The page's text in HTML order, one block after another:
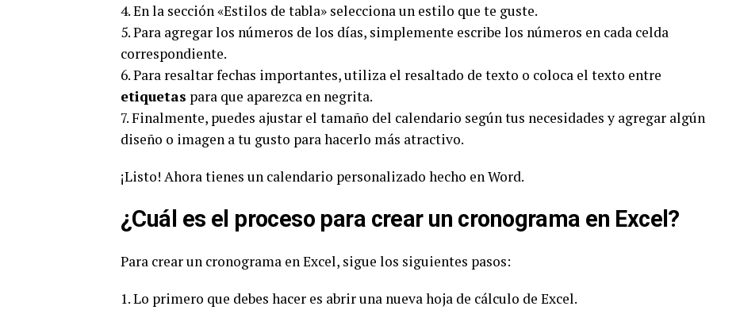
4. En la sección «Estilos de tabla» selecciona un estilo que te guste.
5. Para agregar los números de los días, simplemente escribe los números en cada celda
correspondiente.
6. Para resaltar fechas importantes, utiliza el resaltado de texto o coloca el texto entre
etiquetas para que aparezca en negrita.
7. Finalmente, puedes ajustar el tamaño del calendario según tus necesidades y agregar algún
diseño o imagen a tu gusto para hacerlo más atractivo.
¡Listo! Ahora tienes un calendario personalizado hecho en Word.
¿Cuál es el proceso para crear un cronograma en Excel?
Para crear un cronograma en Excel, sigue los siguientes pasos:
1. Lo primero que debes hacer es abrir una nueva hoja de cálculo de Excel.